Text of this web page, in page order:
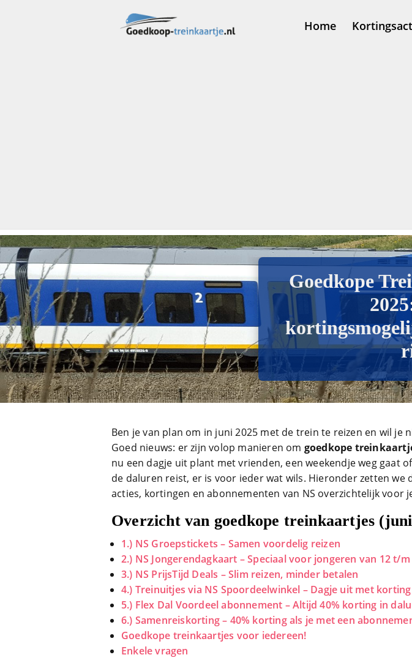
Home
Goedkope
Ben je van plan om in juni 2025 met de trein te reizen en wil je
Goed nieuws: er zijn volop manieren om goedkope
nu een dagje uit plant met vrienden, een weekendje weg gaat
de daluren reist, er is voor ieder wat wils. Hieronder zetten we
acties, kortingen en abonnementen van NS overzichtelijk voor
Overzicht van goedkope treinkaartjes
1.) NS Groepstickets – Samen voordelig reizen
2.) NS Jongerendagkaart – Speciaal voor jongeren van 12 t/
3.) NS PrijsTijd Deals – Slim reizen, minder betalen
4.) Treinuitjes via NS Spoordeelwinkel – Dagje uit met korting
5.) Flex Dal Voordeel abonnement – Altijd 40% korting in
6.) Samenreiskorting – 40% korting als je met een
Goedkope treinkaartjes voor iedereen!
Enkele vragen